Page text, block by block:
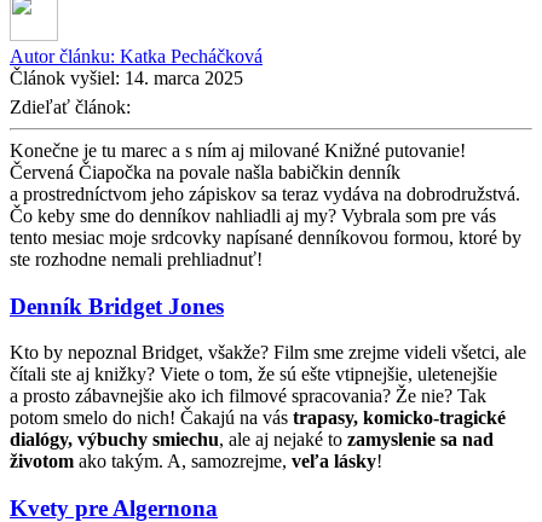
Autor článku: Katka Pecháčková
Článok vyšiel: 14. marca 2025
Zdieľať článok:
Konečne je tu marec a s ním aj milované Knižné putovanie!
Červená Čiapočka na povale našla babičkin denník
a prostredníctvom jeho zápiskov sa teraz vydáva na dobrodružstvá.
Čo keby sme do denníkov nahliadli aj my? Vybrala som pre vás
tento mesiac moje srdcovky napísané denníkovou formou, ktoré by
ste rozhodne nemali prehliadnuť!
Denník Bridget Jones
Kto by nepoznal Bridget, všakže? Film sme zrejme videli všetci, ale
čítali ste aj knižky? Viete o tom, že sú ešte vtipnejšie, uletenejšie
a prosto zábavnejšie ako ich filmové spracovania? Že nie? Tak
potom smelo do nich! Čakajú na vás trapasy, komicko-tragické
dialógy, výbuchy smiechu, ale aj nejaké to zamyslenie sa nad
životom ako takým. A, samozrejme, veľa lásky!
Kvety pre Algernona